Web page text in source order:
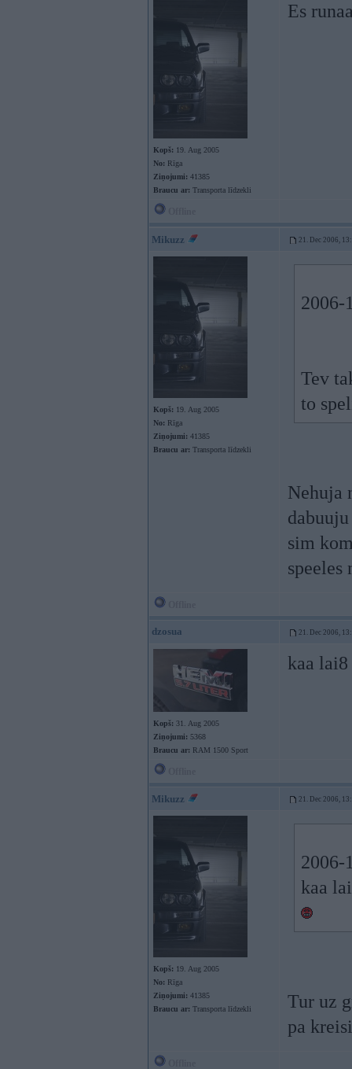
Kopš: 19. Aug 2005
No: Rīga
Ziņojumi: 41385
Braucu ar: Transporta līdzekli
Es
Mikuzz 21. Dec 2006,
Kopš: 19. Aug 2005
No: Rīga
Ziņojumi: 41385
Braucu ar: Transporta līdzekli
2006-
Tev
to
Nehuja
sim
speeles
dzosua 21. Dec 2006,
Kopš: 31. Aug 2005
Ziņojumi: 5368
Braucu ar: RAM 1500 Sport
kaa
Mikuzz 21. Dec 2006,
Kopš: 19. Aug 2005
No: Rīga
Ziņojumi: 41385
Braucu ar: Transporta līdzekli
2006-
kaa
Tur uz
pa